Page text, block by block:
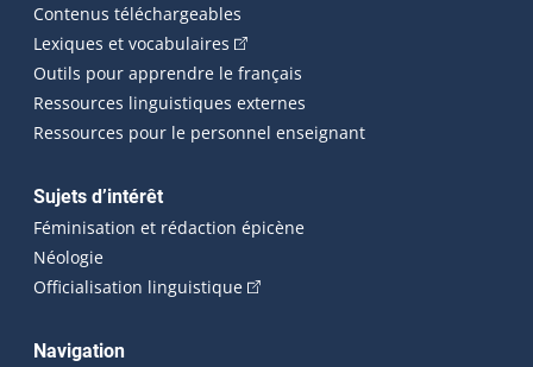
Contenus téléchargeables
Lexiques et vocabulaires (Cet hyperlien externe s'ouvrira
Outils pour apprendre le français
Ressources linguistiques externes
Ressources pour le personnel enseignant
Sujets d’intérêt
Féminisation et rédaction épicène
Néologie
Officialisation linguistique(Cet hyperlien externe s'ouvrira
Navigation